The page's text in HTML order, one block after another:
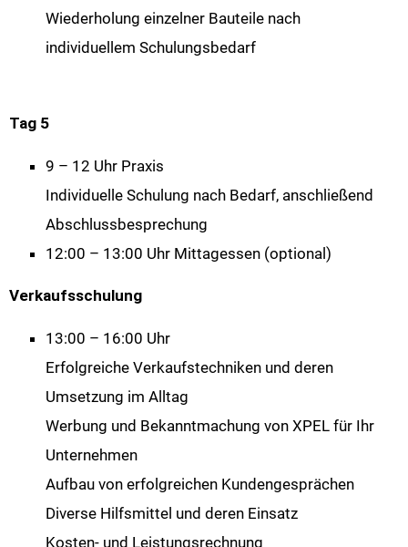
Wiederholung einzelner Bauteile nach
individuellem Schulungsbedarf
Tag 5
9 – 12 Uhr Praxis
Individuelle Schulung nach Bedarf, anschließend
Abschlussbesprechung
12:00 – 13:00 Uhr Mittagessen (optional)
Verkaufsschulung
13:00 – 16:00 Uhr
Erfolgreiche Verkaufstechniken und deren
Umsetzung im Alltag
Werbung und Bekanntmachung von XPEL für Ihr
Unternehmen
Aufbau von erfolgreichen Kundengesprächen
Diverse Hilfsmittel und deren Einsatz
Kosten- und Leistungsrechnung